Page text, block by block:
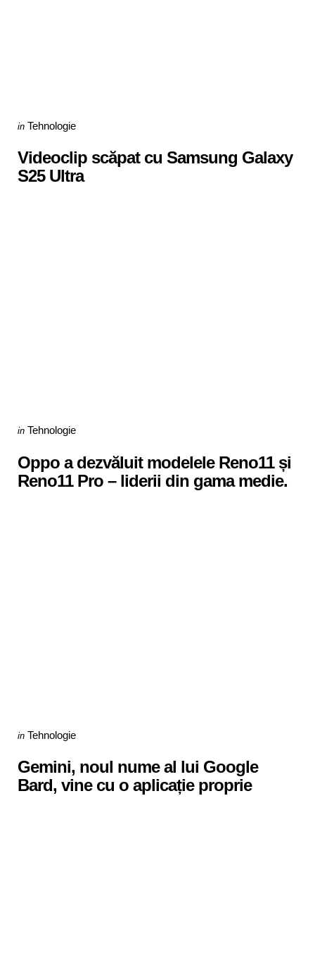
Categories
Posted
in Tehnologie
Videoclip scăpat cu Samsung Galaxy
S25 Ultra
Categories
Posted
in Tehnologie
Oppo a dezvăluit modelele Reno11 și
Reno11 Pro – liderii din gama medie.
Categories
Posted
in Tehnologie
Gemini, noul nume al lui Google
Bard, vine cu o aplicație proprie